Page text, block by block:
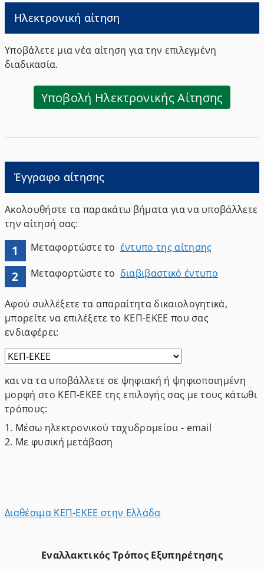
Ηλεκτρονική αίτηση
Υποβάλετε μια νέα αίτηση για την επιλεγμένη
διαδικασία.
Υποβολή Ηλεκτρονικής Αίτησης
Έγγραφο αίτησης
Ακολουθήστε τα παρακάτω βήματα για να υποβάλλετε
την αίτησή σας:
1 Μεταφορτώστε το έντυπο της αίτησης
2 Μεταφορτώστε το διαβιβαστικό έντυπο
Αφού συλλέξετε τα απαραίτητα δικαιολογητικά,
μπορείτε να επιλέξετε το ΚΕΠ-ΕΚΕΕ που σας
ενδιαφέρει:
και να τα υποβάλλετε σε ψηφιακή ή ψηφιοποιημένη
μορφή στο ΚΕΠ-ΕΚΕΕ της επιλογής σας με τους κάτωθι
τρόπους:
1. Μέσω ηλεκτρονικού ταχυδρομείου - email
2. Με φυσική μετάβαση
Διαθέσιμα ΚΕΠ-ΕΚΕΕ στην Ελλάδα
Εναλλακτικός Τρόπος Εξυπηρέτησης